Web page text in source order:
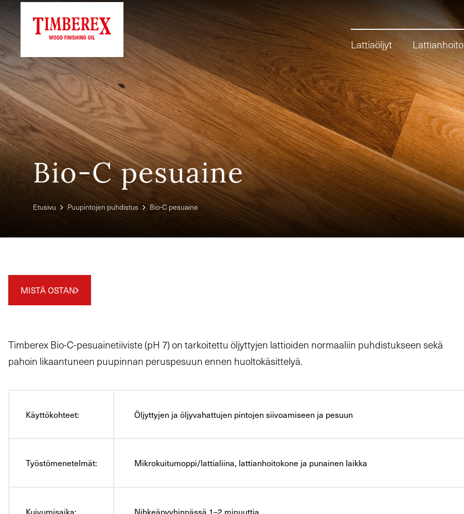
Lattiaöljyt Lattianhoito
Bio-C pesuaine
Etusivu Puupintojen puhdistus Bio-C pesuaine
MISTÄ OSTAN
Timberex Bio-C-pesuainetiiviste (pH 7) on tarkoitettu öljyttyjen lattioiden normaaliin puhdistukseen sekä
pahoin likaantuneen puupinnan peruspesuun ennen huoltokäsittelyä.
Käyttökohteet: Öljyttyjen ja öljyvahattujen pintojen siivoamiseen ja pesuun
Työstömenetelmät: Mikrokuitumoppi/lattialiina, lattianhoitokone ja punainen laikka
Kuivumisaika: Nihkeäpyyhinnässä 1–2 minuuttia